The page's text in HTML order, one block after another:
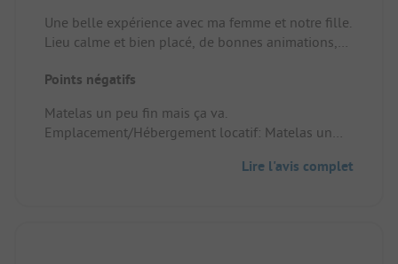
Une belle expérience avec ma femme et notre fille.
Lieu calme et bien placé, de bonnes animations,
Un staff accueillant et souriant. Le mobile home
Emplacement/Hébergement locatif: Cosy et
chaleureux.
Points négatifs
Matelas un peu fin mais ça va.
Emplacement/Hébergement locatif: Matelas un
Lire l'avis complet